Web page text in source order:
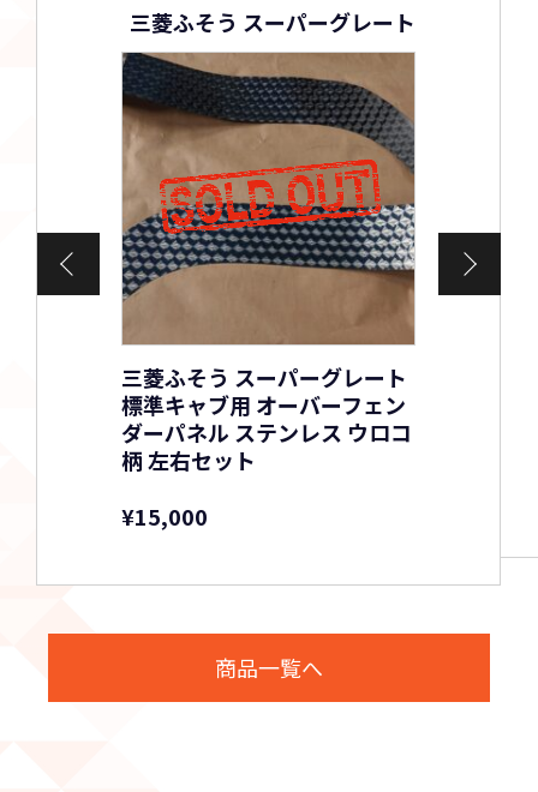
三菱ふそう スーパーグレート
三菱ふそう スーパーグレート
標準キャブ用 オーバーフェン
ダーパネル ステンレス ウロコ
柄 左右セット
商品一覧へ